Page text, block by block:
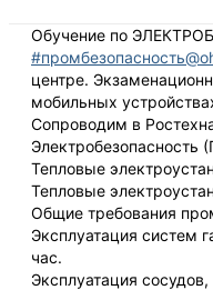
Обучение по
центре.
мобильных
Сопроводим в
Электробезопасность
Тепловые
Тепловые
Общие требования
Эксплуатация систем
час.
Эксплуатация